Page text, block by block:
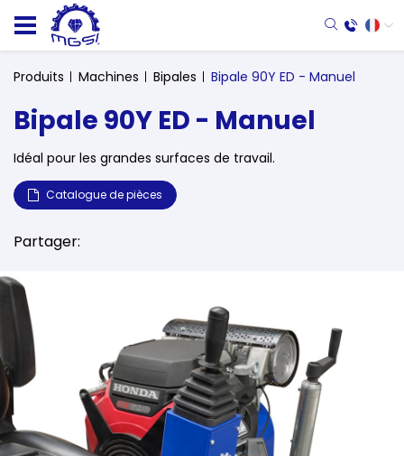
Produits Machines Bipales Bipale 90Y ED - Manuel
Bipale 90Y ED - Manuel
Idéal pour les grandes surfaces de travail.
Catalogue de pièces
Partager: